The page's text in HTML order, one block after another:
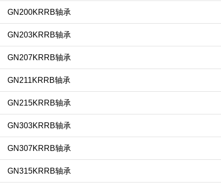
GN200KRRB轴承
GN203KRRB轴承
GN207KRRB轴承
GN211KRRB轴承
GN215KRRB轴承
GN303KRRB轴承
GN307KRRB轴承
GN315KRRB轴承